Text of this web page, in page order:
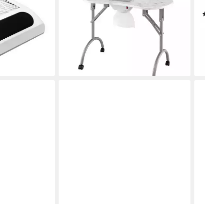
Filter
bei dir
127,99 € UVP179,99 €
lieferbar - in 3-4 Werktagen bei dir